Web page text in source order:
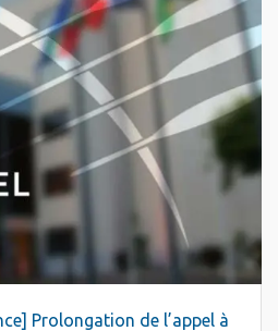
Prolongation de l’appel à